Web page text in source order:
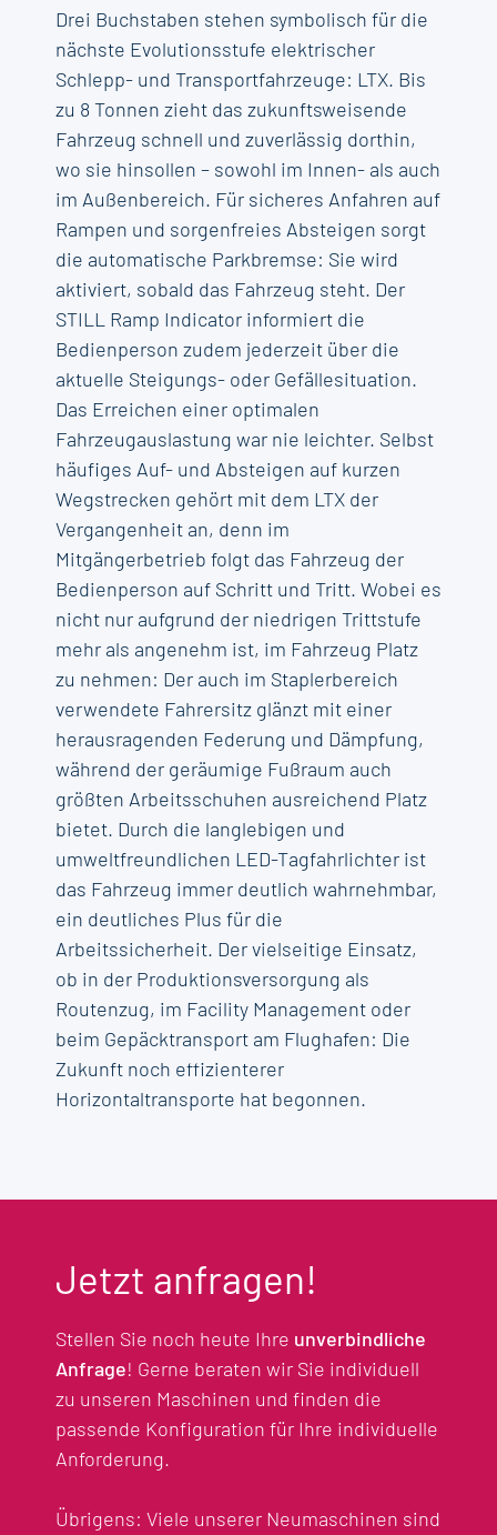
Drei Buchstaben stehen symbolisch für die
nächste Evolutionsstufe elektrischer
Schlepp- und Transportfahrzeuge: LTX. Bis
zu 8 Tonnen zieht das zukunftsweisende
Fahrzeug schnell und zuverlässig dorthin,
wo sie hinsollen – sowohl im Innen- als auch
im Außenbereich. Für sicheres Anfahren auf
Rampen und sorgenfreies Absteigen sorgt
die automatische Parkbremse: Sie wird
aktiviert, sobald das Fahrzeug steht. Der
STILL Ramp Indicator informiert die
Bedienperson zudem jederzeit über die
aktuelle Steigungs- oder Gefällesituation.
Das Erreichen einer optimalen
Fahrzeugauslastung war nie leichter. Selbst
häufiges Auf- und Absteigen auf kurzen
Wegstrecken gehört mit dem LTX der
Vergangenheit an, denn im
Mitgängerbetrieb folgt das Fahrzeug der
Bedienperson auf Schritt und Tritt. Wobei es
nicht nur aufgrund der niedrigen Trittstufe
mehr als angenehm ist, im Fahrzeug Platz
zu nehmen: Der auch im Staplerbereich
verwendete Fahrersitz glänzt mit einer
herausragenden Federung und Dämpfung,
während der geräumige Fußraum auch
größten Arbeitsschuhen ausreichend Platz
bietet. Durch die langlebigen und
umweltfreundlichen LED-Tagfahrlichter ist
das Fahrzeug immer deutlich wahrnehmbar,
ein deutliches Plus für die
Arbeitssicherheit. Der vielseitige Einsatz,
ob in der Produktionsversorgung als
Routenzug, im Facility Management oder
beim Gepäcktransport am Flughafen: Die
Zukunft noch effizienterer
Horizontaltransporte hat begonnen.
Jetzt anfragen!
Stellen Sie noch heute Ihre unverbindliche
Anfrage! Gerne beraten wir Sie individuell
zu unseren Maschinen und finden die
passende Konfiguration für Ihre individuelle
Anforderung.
Übrigens: Viele unserer Neumaschinen sind